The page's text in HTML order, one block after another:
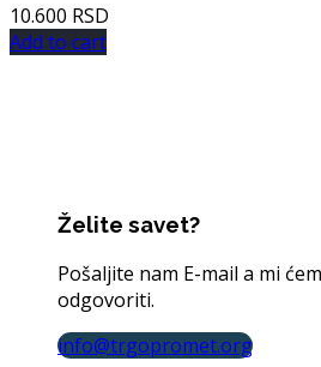
10.600 RSD
Add to cart
Želite savet?
Pošaljite nam E-mail a mi
odgovoriti.
info@trgopromet.org